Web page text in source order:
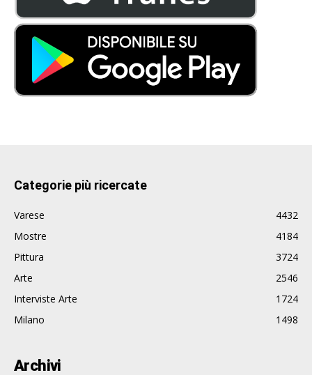
Categorie più ricercate
Varese
4432
Mostre
4184
Pittura
3724
Arte
2546
Interviste Arte
1724
Milano
1498
Archivi